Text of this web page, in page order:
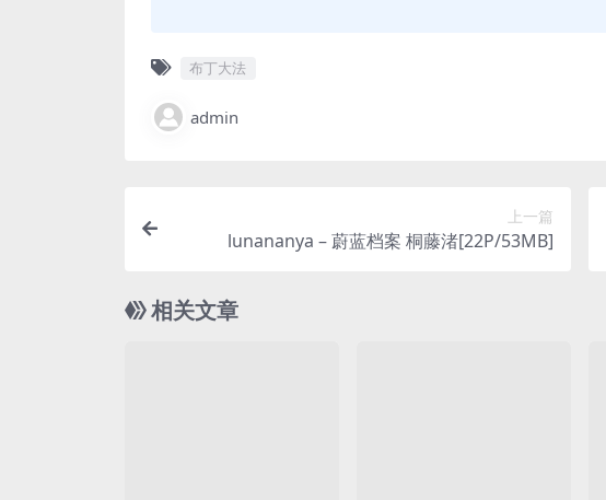
布丁大法
admin
上一篇
lunananya – 蔚蓝档案 桐藤渚[22P/53MB]
相关文章